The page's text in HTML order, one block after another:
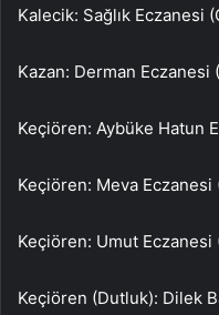
Kalecik: Sağlık Eczanesi
Kazan: Derman Eczanesi
Keçiören: Aybüke Hatun
Keçiören: Meva Eczanesi
Keçiören: Umut
Keçiören (Dutluk): Dilek